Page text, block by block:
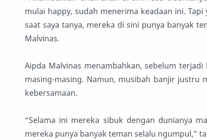
mulai happy, sudah menerima keadaan ini.
saat saya tanya, mereka di sini punya banyak
Malvinas.
Aipda Malvinas menambahkan, sebelum
masing-masing. Namun, musibah banjir justru
kebersamaan.
“Selama ini mereka sibuk dengan dunianya
mereka punya banyak teman selalu ngumpul,”